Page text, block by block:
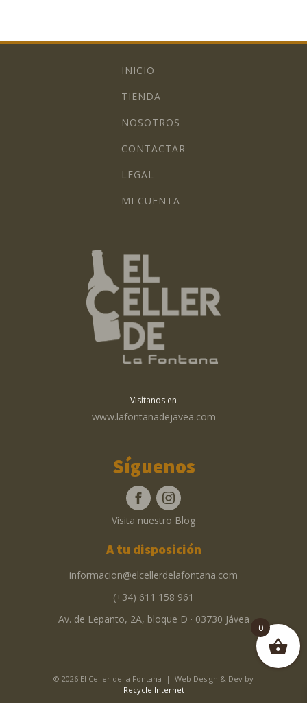
INICIO
TIENDA
NOSOTROS
CONTACTAR
LEGAL
MI CUENTA
Visítanos en
www.lafontanadejavea.com
Síguenos
Visita nuestro Blog
A tu disposición
informacion@elcellerdelafontana.com
(+34) 611 158 961
Av. de Lepanto, 2A, bloque D · 03730 Jávea
© 2026 El Celler de la Fontana | Web Design & Dev by
Recycle Internet
0